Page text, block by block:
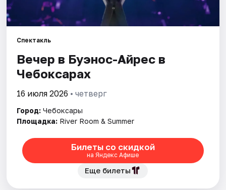
Площадки
Артисты
Спектакль
Вечер в Буэнос-Айрес в
Чебоксарах
16 июля 2026 • четверг
Город: Чебоксары
Площадка: River Room & Summer
Билеты со скидкой
на Яндекс Афише
Еще билеты